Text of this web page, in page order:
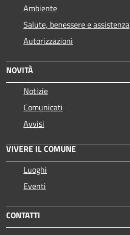
Ambiente
Salute, benessere e assistenza
Autorizzazioni
NOVITÀ
Notizie
Comunicati
Avvisi
VIVERE IL COMUNE
Luoghi
Eventi
CONTATTI